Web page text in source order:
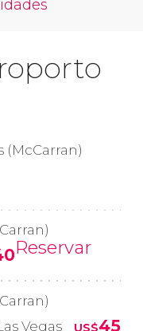
(McCarran)
Reservar
Vegas
US$45